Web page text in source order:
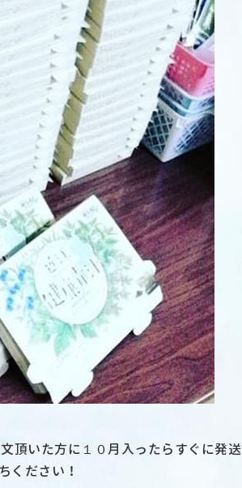
頂いた方に１０月入ったらすぐに発送
ください！